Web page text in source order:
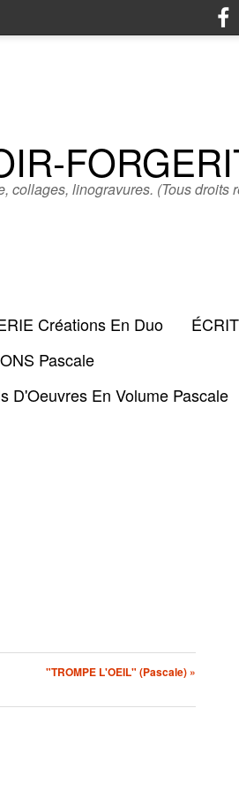
collages, linogravures. (Tous droits
Créations En Duo
Pascale
D'Oeuvres En Volume Pascale
"TROMPE L'OEIL" (Pascale) »